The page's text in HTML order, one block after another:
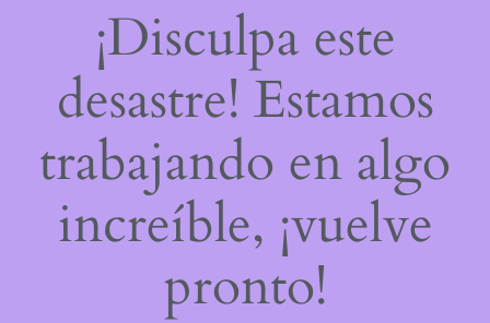
¡Disculpa este
desastre! Estamos
trabajando en algo
increíble, ¡vuelve
pronto!